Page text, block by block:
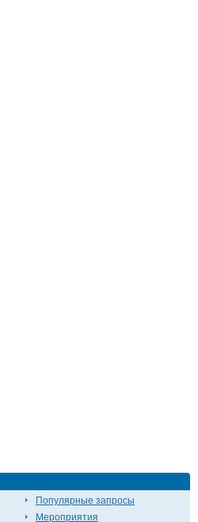
Популярные запросы
Мероприятия